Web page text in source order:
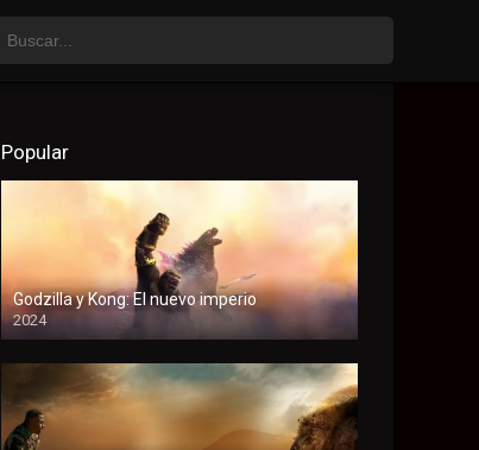
Popular
Godzilla y Kong: El nuevo imperio
2024
HD